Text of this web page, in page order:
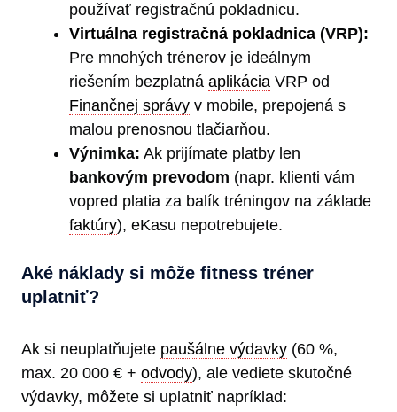
používať registračnú pokladnicu.
Virtuálna registračná pokladnica (VRP):
Pre mnohých trénerov je ideálnym
riešením bezplatná aplikácia VRP od
Finančnej správy v mobile, prepojená s
malou prenosnou tlačiarňou.
Výnimka: Ak prijímate platby len
bankovým prevodom (napr. klienti vám
vopred platia za balík tréningov na základe
faktúry), eKasu nepotrebujete.
Aké náklady si môže fitness tréner
uplatniť?
Ak si neuplatňujete paušálne výdavky (60 %,
max. 20 000 € + odvody), ale vediete skutočné
výdavky, môžete si uplatniť napríklad: